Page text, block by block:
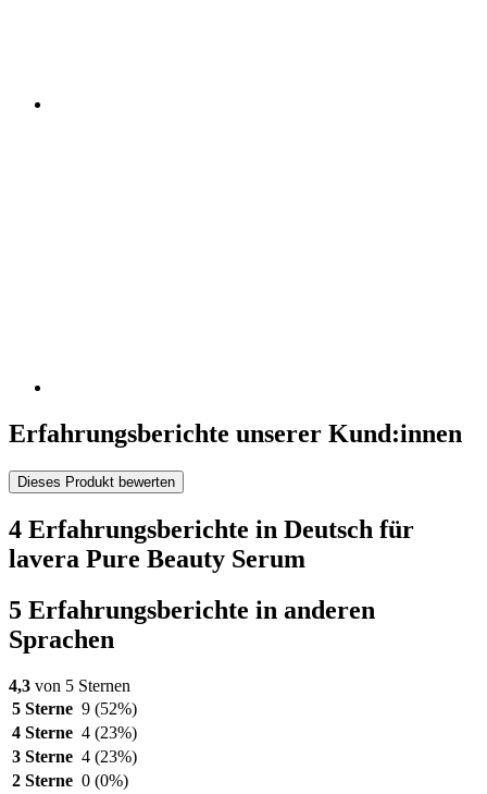
Erfahrungsberichte unserer Kund:innen
Dieses Produkt bewerten
4 Erfahrungsberichte in Deutsch für
lavera Pure Beauty Serum
5 Erfahrungsberichte in anderen
Sprachen
4,3 von 5 Sternen
5 Sterne 9 (52%)
4 Sterne 4 (23%)
3 Sterne 4 (23%)
2 Sterne 0 (0%)